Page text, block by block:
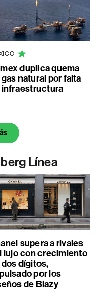
duplica quema
natural por falta
infraestructura
Línea
supera a rivales
lujo con crecimiento
dígitos,
por los
de Blazy